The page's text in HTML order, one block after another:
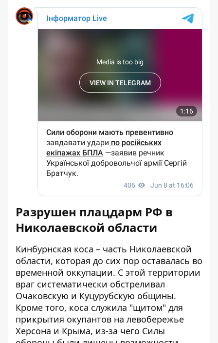
Разрушен плацдарм РФ в
Николаевской области
Кинбурнская коса – часть Николаевской
области, которая до сих пор оставалась во
временной оккупации. С этой территории
враг систематически обстреливал
Очаковскую и Куцурубскую общины.
Кроме того, коса служила "щитом" для
прикрытия окупантов на левобережье
Херсона и Крыма, из-за чего Силы